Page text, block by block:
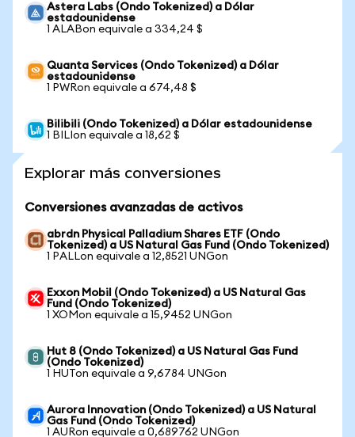
Astera Labs (Ondo Tokenized) a Dólar
estadounidense
1 ALABon equivale a 334,24 $
Quanta Services (Ondo Tokenized) a Dólar
estadounidense
1 PWRon equivale a 674,48 $
Bilibili (Ondo Tokenized) a Dólar estadounidense
1 BILIon equivale a 18,62 $
Explorar más conversiones
Conversiones avanzadas de activos
abrdn Physical Palladium Shares ETF (Ondo
Tokenized) a US Natural Gas Fund (Ondo Tokenized)
1 PALLon equivale a 12,8521 UNGon
Exxon Mobil (Ondo Tokenized) a US Natural Gas
Fund (Ondo Tokenized)
1 XOMon equivale a 15,9452 UNGon
Hut 8 (Ondo Tokenized) a US Natural Gas Fund
(Ondo Tokenized)
1 HUTon equivale a 9,6784 UNGon
Aurora Innovation (Ondo Tokenized) a US Natural
Gas Fund (Ondo Tokenized)
1 AURon equivale a 0,689762 UNGon